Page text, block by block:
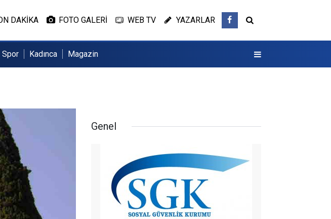
DAKİKA FOTO GALERİ WEB TV YAZARLAR
Spor Kadınca Magazin
Genel